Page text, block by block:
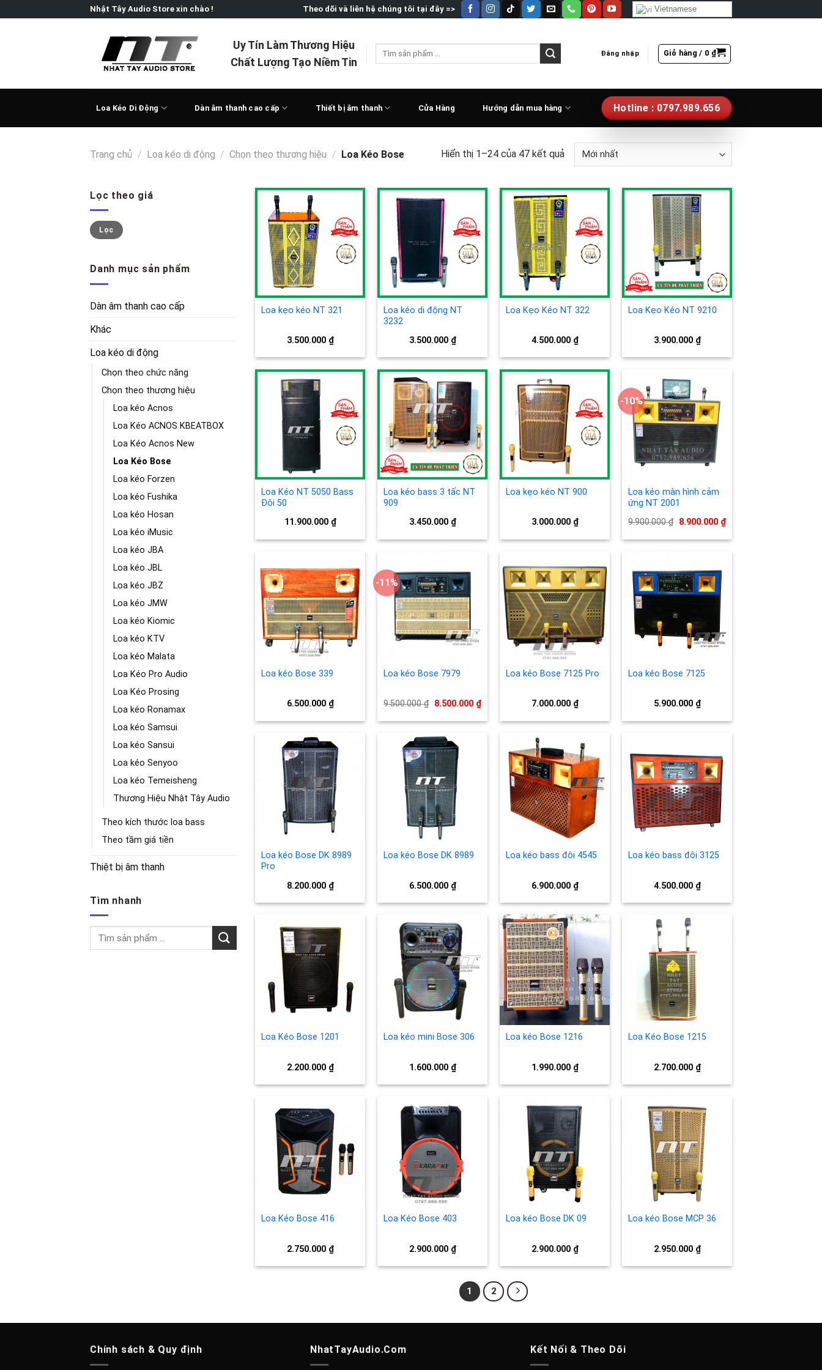
to
Nhật Tây Audio Store xin chào ! Theo dõi và liên hệ chúng tôi tại đây => Vietnamese
Uy Tín Làm Thương Hiệu
Chất Lượng Tạo Niềm Tin
Tìm
Đăng nhập Giỏ hàng / 0 ₫
Loa Kéo Di Động Dàn âm thanh cao cấp Thiết bị âm thanh Cửa Hàng Hướng dẫn mua hàng Hotline : 0797.989.656
Trang chủ / Loa kéo di động / Chọn theo thương hiệu / Loa Kéo Bose Hiển thị 1–24 của 47 kết quả
Lọc theo giá
Giá
thấp
nhất
Giá
cao
nhất
Lọc
Danh mục sản phẩm
Dàn âm thanh cao cấp
Khác
Loa kéo di động
Chọn theo chức năng
Chọn theo thương hiệu
Loa kéo Acnos
Loa Kéo ACNOS KBEATBOX
Loa Kéo Acnos New
Loa Kéo Bose
Loa kéo Forzen
Loa kéo Fushika
Loa kéo Hosan
Loa kéo iMusic
Loa kéo JBA
Loa kéo JBL
Loa kéo JBZ
Loa kéo JMW
Loa kéo Kiomic
Loa kéo KTV
Loa kéo Malata
Loa Kéo Pro Audio
Loa Kéo Prosing
Loa kéo Ronamax
Loa kéo Samsui
Loa kéo Sansui
Loa kéo Senyoo
Loa kéo Temeisheng
Thương Hiệu Nhật Tây Audio
Theo kích thước loa bass
Theo tầm giá tiền
Thiệt bị âm thanh
Tìm nhanh
Tìm
kiếm:
Add to
wishlist
Loa kẹo kéo NT 321
3.500.000 ₫
Add to
wishlist
Loa kéo di động NT
3232
3.500.000 ₫
Add to
wishlist
Loa Kẹo Kéo NT 322
4.500.000 ₫
Add to
wishlist
Loa Kẹo Kéo NT 9210
3.900.000 ₫
Add to
wishlist
Loa Kéo NT 5050 Bass
Đôi 50
11.900.000 ₫
Add to
wishlist
Loa kéo bass 3 tấc NT
909
3.450.000 ₫
Add to
wishlist
Loa kẹo kéo NT 900
3.000.000 ₫
-10%
Add to
wishlist
Loa kéo màn hình cảm
ứng NT 2001
9.900.000₫ Giá
là:
8.900.000 ₫Giá
hiện
tại
Add to
wishlist
Loa kéo Bose 339
6.500.000 ₫
-11%
Add to
wishlist
Loa kéo Bose 7979
9.500.000₫ Giá
là:
8.500.000 ₫Giá
tại
Add to
wishlist
Loa kéo Bose 7125 Pro
7.000.000 ₫
Add to
wishlist
Loa kéo Bose 7125
5.900.000 ₫
Add to
wishlist
Loa kéo Bose DK 8989
Pro
8.200.000 ₫
Add to
wishlist
Loa kéo Bose DK 8989
6.500.000 ₫
Add to
wishlist
Loa kéo bass đôi 4545
6.900.000 ₫
Add to
wishlist
Loa kéo bass đôi 3125
4.500.000 ₫
Add to
wishlist
Loa Kéo Bose 1201
2.200.000 ₫
Add to
wishlist
Loa kéo mini Bose 306
1.600.000 ₫
Add to
wishlist
Loa kéo Bose 1216
1.990.000 ₫
Loa Kéo Bose 1215
2.700.000 ₫
Add to
wishlist
Loa Kéo Bose 416
2.750.000 ₫
Add to
wishlist
Loa Kéo Bose 403
2.900.000 ₫
Add to
wishlist
Loa kéo Bose DK 09
2.900.000 ₫
Add to
wishlist
Loa kéo Bose MCP 36
2.950.000 ₫
1 2
Chính sách & Quy định NhatTayAudio.Com Kết Nối & Theo Dõi